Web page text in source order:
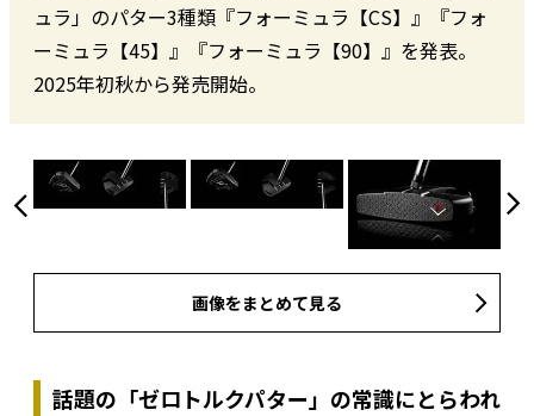
ュラ」のパター3種類『フォーミュラ【CS】』『フォ
ーミュラ【45】』『フォーミュラ【90】』を発表。
2025年初秋から発売開始。
画像をまとめて見る
話題の「ゼロトルクパター」の常識にとらわれ